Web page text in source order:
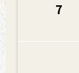
7